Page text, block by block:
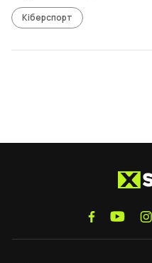
Кіберспорт